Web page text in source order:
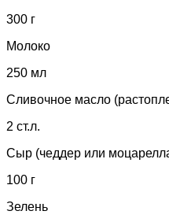
300 г
Молоко
250 мл
Сливочное масло
2 ст.л.
Сыр (чеддер или
100 г
Зелень